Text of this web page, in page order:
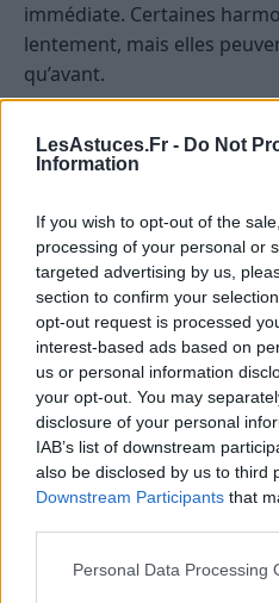
LesAstuces.Fr - Do Not
Information
If you wish to opt-out of the
processing of your personal or
targeted advertising by us,
section to confirm your
opt-out request is processed
interest-based ads based on
us or personal information
your opt-out. You may
disclosure of your personal
IAB’s list of downstream
also be disclosed by us to third
Downstream Participants that
Personal Data Processing
immédiate. Certaines
lentement, mais elles
qu’avant.
— Les
vous invitent à regarder
comprendre ce qui se joue
ressentir une intensité
échange, d’une décision
avec insistance. Cette
force si elle vous aide à
tourner une page ou à
journée favorise les
conversations franches et
utiles. Une opportunité de
apparaître là où vous
ce qui vous épuise. En
plus efficace que la